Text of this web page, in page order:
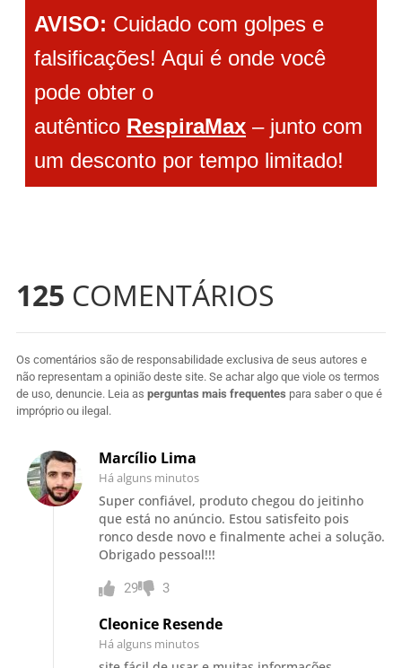
AVISO: Cuidado com golpes e
falsificações! Aqui é onde você
pode obter o
autêntico RespiraMax – junto com
um desconto por tempo limitado!
125 COMENTÁRIOS
Os comentários são de responsabilidade exclusiva de seus autores e
não representam a opinião deste site. Se achar algo que viole os termos
de uso, denuncie. Leia as perguntas mais frequentes para saber o que é
impróprio ou ilegal.
Marcílio Lima
Há alguns minutos
Super confiável, produto chegou do jeitinho
que está no anúncio. Estou satisfeito pois
ronco desde novo e finalmente achei a solução.
Obrigado pessoal!!!
29 3
Cleonice Resende
Há alguns minutos